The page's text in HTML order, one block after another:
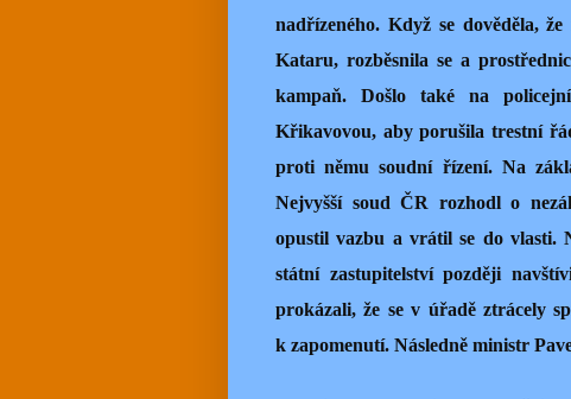
nadřízeného. Když se dověděla,
Kataru, rozběsnila se a
kampaň. Došlo také na
Křikavovou, aby porušila trestní
proti němu soudní řízení. Na
Nejvyšší soud ČR rozhodl o
opustil vazbu a vrátil se do vlasti.
státní zastupitelství později
prokázali, že se v úřadě ztrácely
k zapomenutí. Následně ministr